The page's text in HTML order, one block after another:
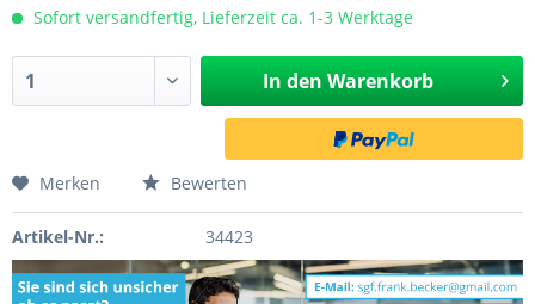
Sofort versandfertig, Lieferzeit ca. 1-3 Werktage
In den Warenkorb
Merken Bewerten
Artikel-Nr.: 34423